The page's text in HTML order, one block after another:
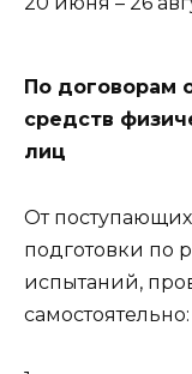
По договорам
средств
лиц
От
подготовки по
испытаний,
самостоятельно: